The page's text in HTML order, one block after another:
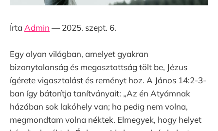
Írta Admin — 2025. szept. 6.
Egy olyan világban, amelyet gyakran
bizonytalanság és megosztottság tölt be, Jézus
ígérete vigasztalást és reményt hoz. A János 14:2-3-
ban így bátorítja tanítványait: „Az én Atyámnak
házában sok lakóhely van; ha pedig nem volna,
megmondtam volna néktek. Elmegyek, hogy helyet